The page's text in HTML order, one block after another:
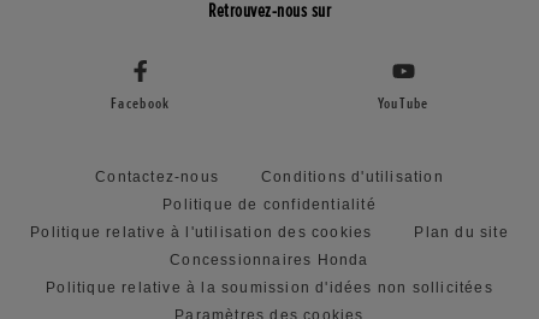
Retrouvez-nous sur
Facebook YouTube
Contactez-nous
Conditions d'utilisation
Politique de confidentialité
Politique relative à l'utilisation des cookies
Plan du site
Concessionnaires Honda
Politique relative à la soumission d'idées non sollicitées
Paramètres des cookies